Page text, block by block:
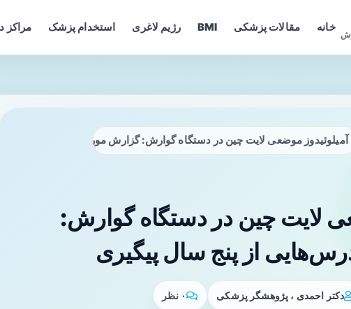
خانه مقالات پزشکی BMI رژیم لاغری استخدام پزشک مراکز
آمیلوئیدوز موضعی لایت چین در دستگاه گوارش: گزارش مورد و درس‌هایی از پنج
لایت چین در دستگاه گوارش:
از پنج سال پیگیری
دکتر احمدی ، پژوهشگر پزشکی ۰ نظر